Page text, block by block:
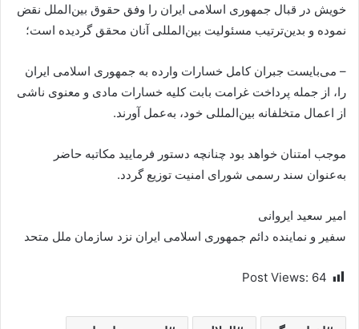
خویش در قبال جمهوری اسلامی ایران را وفق حقوق بین‌الملل نقض
نموده و بدین‌ترتیب مسئولیت بین‌المللی آنان محقق گردیده است؛
– می‌بایست جبران کامل خسارات وارده به جمهوری اسلامی ایران
را، از جمله پرداخت غرامت بابت کلیه خسارات مادی و معنوی ناشی
از اعمال متخلفانه بین‌المللی خود، به‌عمل آورند.
موجب امتنان خواهد بود چنانچه دستور فرمایید مکاتبه حاضر
به‌عنوان سند رسمی شورای امنیت توزیع گردد.
امیر سعید ایروانی
سفیر و نماینده دائم جمهوری اسلامی ایران نزد سازمان ملل متحد
Post Views: 64